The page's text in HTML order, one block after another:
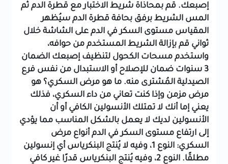
إصبعك. قم بمحاذاة شريط الاختبار مع قطرة الدم ثم
المس الشريط برفق بحافة قطرة الدم سيُظهر
المقياس مستوى السكر في الدم على الشاشة خلال
ثواني قم بإزالة الشريط المستخدم من حوافه،
واستخدم مسحات الكحول لتنظيف إصبعك الضمان
3 سنوات ضمان للإصلاح أو الاستبدال من نفس فرع
الصيدلية المُشترى منه. ما هو مرض السكري؟ هو
مرض مزمن وإذا كنت تعاني من داء السكري، فذلك
يعني إما أنك لا تمتلك الأنسولين الكافي أو أن
الأنسولين لديك لا يعمل بالشكل المناسب مما يؤدي
إلى ارتفاع مستوى السكر في الدم أنواع مرض
السكري:
النوع 1، وفيه لا يُنتج البنكرياس أي إنسولين
مطلقًا.
النوع 2، وفيه يُنتج البنكرياس قدرًا غير كافي